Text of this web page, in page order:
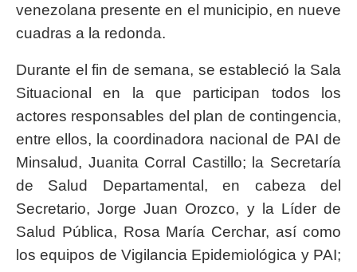
venezolana presente en el municipio, en nueve
cuadras a la redonda.
Durante el fin de semana, se estableció la Sala
Situacional en la que participan todos los
actores responsables del plan de contingencia,
entre ellos, la coordinadora nacional de PAI de
Minsalud, Juanita Corral Castillo; la Secretaría
de Salud Departamental, en cabeza del
Secretario, Jorge Juan Orozco, y la Líder de
Salud Pública, Rosa María Cerchar, así como
los equipos de Vigilancia Epidemiológica y PAI;